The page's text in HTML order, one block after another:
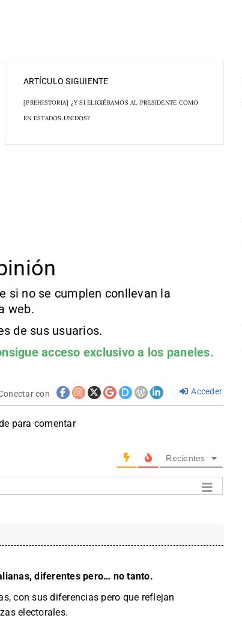
ARTÍCULO SIGUIENTE
[PREHISTORIA] ¿Y SI ELIGIÉRAMOS AL PRESIDENTE COMO
EN ESTADOS UNIDOS?
si no se cumplen conllevan la
web.
de sus usuarios.
acceso exclusivo a los paneles.
con Acceder
para comentar
Recientes
diferentes pero… no tanto.
con sus diferencias pero que reflejan
electorales.